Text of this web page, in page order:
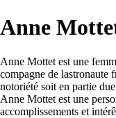
Anne
Anne Mottet est une
compagne de lastronaute
notoriété soit en partie
Anne Mottet est une
accomplissements et